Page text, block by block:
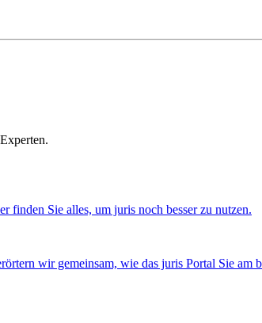
finden Sie alles, um juris noch besser zu nutzen.
wir gemeinsam, wie das juris Portal Sie am